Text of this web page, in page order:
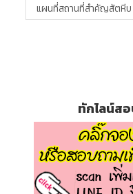
แผนที่สถานที่สำคัญสัตหีบ
ทักไลน์ส